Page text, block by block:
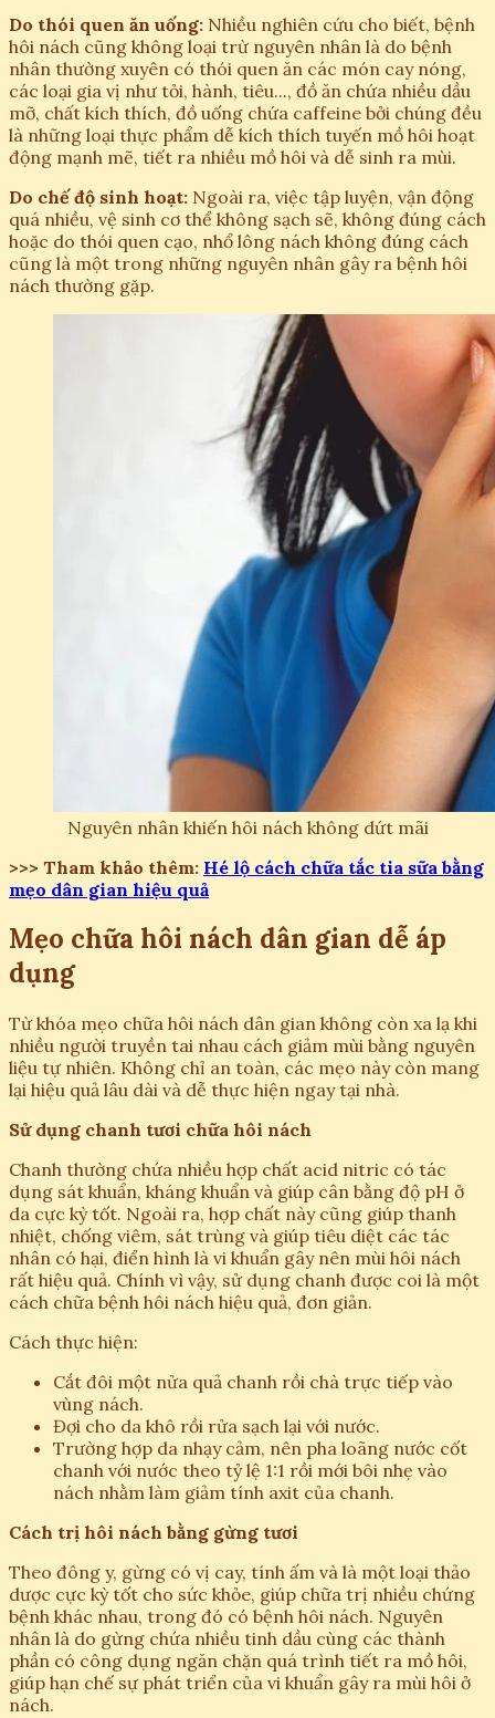
Do thói quen ăn uống: Nhiều nghiên cứu cho biết, bệnh
hôi nách cũng không loại trừ nguyên nhân là do bệnh
nhân thường xuyên có thói quen ăn các món cay nóng,
các loại gia vị như tỏi, hành, tiêu..., đồ ăn chứa nhiều dầu
mỡ, chất kích thích, đồ uống chứa caffeine bởi chúng đều
là những loại thực phẩm dễ kích thích tuyến mồ hôi hoạt
động mạnh mẽ, tiết ra nhiều mồ hôi và dễ sinh ra mùi.
Do chế độ sinh hoạt: Ngoài ra, việc tập luyện, vận động
quá nhiều, vệ sinh cơ thể không sạch sẽ, không đúng cách
hoặc do thói quen cạo, nhổ lông nách không đúng cách
cũng là một trong những nguyên nhân gây ra bệnh hôi
nách thường gặp.
Nguyên nhân khiến hôi nách không dứt mãi
>>> Tham khảo thêm: Hé lộ cách chữa tắc tia sữa bằng
mẹo dân gian hiệu quả
Mẹo chữa hôi nách dân gian dễ áp
dụng
Từ khóa mẹo chữa hôi nách dân gian không còn xa lạ khi
nhiều người truyền tai nhau cách giảm mùi bằng nguyên
liệu tự nhiên. Không chỉ an toàn, các mẹo này còn mang
lại hiệu quả lâu dài và dễ thực hiện ngay tại nhà.
Sử dụng chanh tươi chữa hôi nách
Chanh thường chứa nhiều hợp chất acid nitric có tác
dụng sát khuẩn, kháng khuẩn và giúp cân bằng độ pH ở
da cực kỳ tốt. Ngoài ra, hợp chất này cũng giúp thanh
nhiệt, chống viêm, sát trùng và giúp tiêu diệt các tác
nhân có hại, điển hình là vi khuẩn gây nên mùi hôi nách
rất hiệu quả. Chính vì vậy, sử dụng chanh được coi là một
cách chữa bệnh hôi nách hiệu quả, đơn giản.
Cách thực hiện:
Cắt đôi một nửa quả chanh rồi chà trực tiếp vào
vùng nách.
Đợi cho da khô rồi rửa sạch lại với nước.
Trường hợp da nhạy cảm, nên pha loãng nước cốt
chanh với nước theo tỷ lệ 1:1 rồi mới bôi nhẹ vào
nách nhằm làm giảm tính axit của chanh.
Cách trị hôi nách bằng gừng tươi
Theo đông y, gừng có vị cay, tính ấm và là một loại thảo
dược cực kỳ tốt cho sức khỏe, giúp chữa trị nhiều chứng
bệnh khác nhau, trong đó có bệnh hôi nách. Nguyên
nhân là do gừng chứa nhiều tinh dầu cùng các thành
phần có công dụng ngăn chặn quá trình tiết ra mồ hôi,
giúp hạn chế sự phát triển của vi khuẩn gây ra mùi hôi ở
nách.